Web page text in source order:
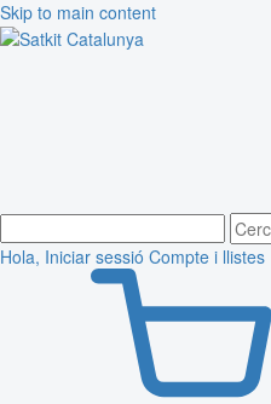
Skip to main content
Hola, Iniciar sessió Compte i llistes